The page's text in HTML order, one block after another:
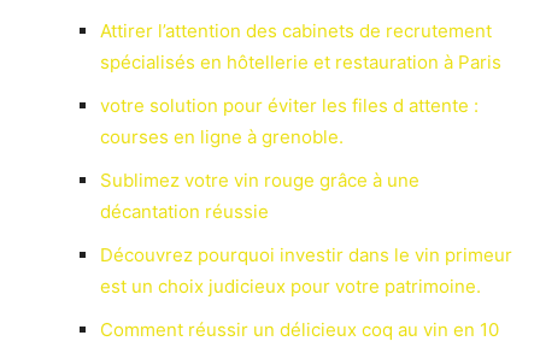
Attirer l’attention des cabinets de recrutement
spécialisés en hôtellerie et restauration à Paris
votre solution pour éviter les files d attente :
courses en ligne à grenoble.
Sublimez votre vin rouge grâce à une
décantation réussie
Découvrez pourquoi investir dans le vin primeur
est un choix judicieux pour votre patrimoine.
Comment réussir un délicieux coq au vin en 10